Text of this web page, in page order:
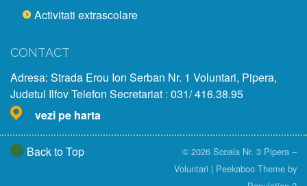
Activitati extrascolare
CONTACT
Adresa: Strada Erou Ion Serban Nr. 1 Voluntari, Pipera,
Judetul Ilfov Telefon Secretariat : 031/ 416.38.95
vezi pe harta
Back to Top © 2026 Scoala Nr. 3 Pipera –
Voluntari | Peekaboo Theme by